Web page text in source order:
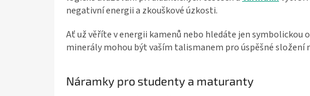
negativní energii a zkouškové úzkosti.
Ať už věříte v energii kamenů nebo hledáte jen symbolickou
minerály mohou být vaším talismanem pro úspěšné složení
Náramky pro studenty a maturanty